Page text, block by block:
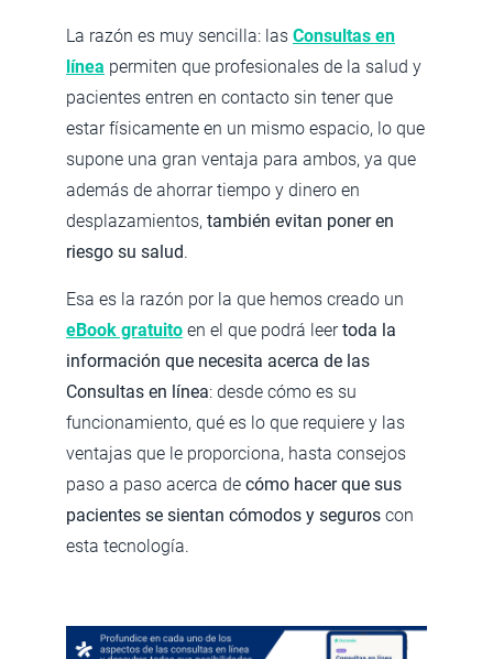
La razón es muy sencilla: las Consultas en
línea permiten que profesionales de la salud y
pacientes entren en contacto sin tener que
estar físicamente en un mismo espacio, lo que
supone una gran ventaja para ambos, ya que
además de ahorrar tiempo y dinero en
desplazamientos, también evitan poner en
riesgo su salud.
Esa es la razón por la que hemos creado un
eBook gratuito en el que podrá leertoda la
información que necesita acerca de las
Consultas en línea: desde cómo es su
funcionamiento, qué es lo que requiere y las
ventajas que le proporciona, hasta consejos
paso a paso acerca de cómo hacer que sus
pacientes se sientan cómodos y seguros con
esta tecnología.